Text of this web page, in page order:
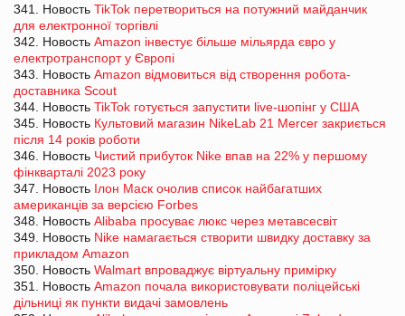
341. Новость TikTok перетвориться на потужний майданчик
для електронної торгівлі
342. Новость Amazon інвестує більше мільярда євро у
електротранспорт у Європі
343. Новость Amazon відмовиться від створення робота-
доставника Scout
344. Новость TikTok готується запустити live-шопінг у США
345. Новость Культовий магазин NikeLab 21 Mercer закриється
після 14 років роботи
346. Новость Чистий прибуток Nike впав на 22% у першому
фінкварталі 2023 року
347. Новость Ілон Маск очолив список найбагатших
американців за версією Forbes
348. Новость Alibaba просуває люкс через метавсесвіт
349. Новость Nike намагається створити швидку доставку за
прикладом Amazon
350. Новость Walmart впроваджує віртуальну примірку
351. Новость Amazon почала використовувати поліцейські
дільниці як пункти видачі замовлень